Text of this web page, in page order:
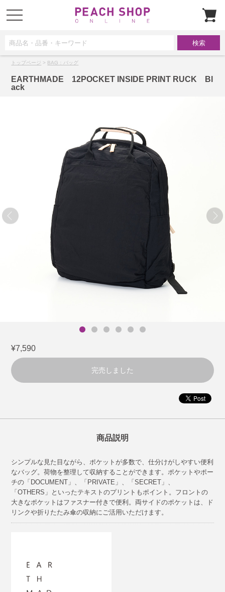
t
o
a
トップページ > BAG：バッグ
EARTHMADE 12POCKET INSIDE PRINT RUCK Bl
ack
¥7,590
完売しました
商品説明
シンプルな見た目ながら、ポケットが多数で、仕分けがしやすい便利
なバッグ。荷物を整理して収納することができます。ポケットやポー
チの「DOCUMENT」、「PRIVATE」、「SECRET」、
「OTHERS」といったテキストのプリントもポイント。フロントの
大きなポケットはファスナー付きで便利。両サイドのポケットは、ド
リンクや折りたたみ傘の収納にご活用いただけます。